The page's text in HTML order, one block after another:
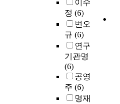
이수
정 (6)
변오
규 (6)
연구
기관명
(6)
공영
주 (6)
명재